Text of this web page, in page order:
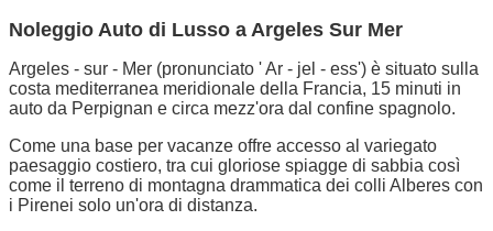
Noleggio Auto di Lusso a Argeles Sur Mer
Argeles - sur - Mer (pronunciato ' Ar - jel - ess') è situato sulla
costa mediterranea meridionale della Francia, 15 minuti in
auto da Perpignan e circa mezz'ora dal confine spagnolo.
Come una base per vacanze offre accesso al variegato
paesaggio costiero, tra cui gloriose spiagge di sabbia così
come il terreno di montagna drammatica dei colli Alberes con
i Pirenei solo un'ora di distanza.